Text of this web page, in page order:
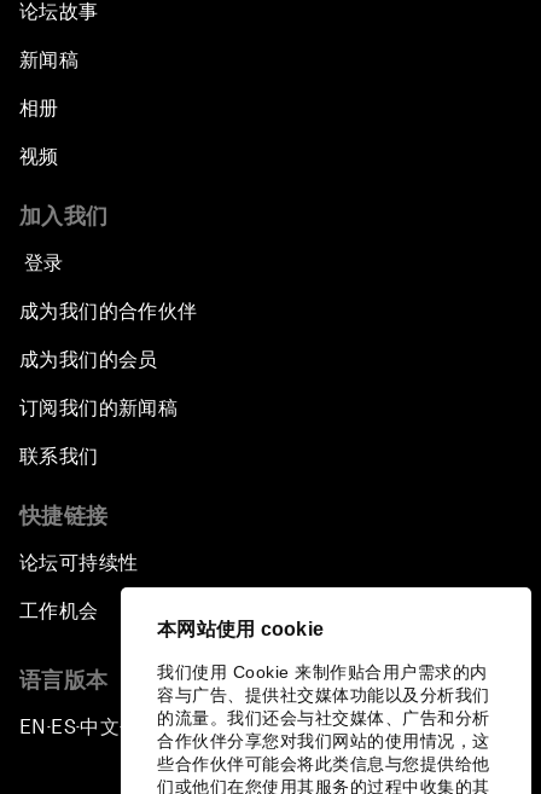
本网站使用 cookie
我们使用 Cookie 来制作贴合用户需求的内
容与广告、提供社交媒体功能以及分析我们
的流量。我们还会与社交媒体、广告和分析
合作伙伴分享您对我们网站的使用情况，这
些合作伙伴可能会将此类信息与您提供给他
们或他们在您使用其服务的过程中收集的其
论坛故事
新闻稿
相册
视频
加入我们
登录
成为我们的合作伙伴
成为我们的会员
订阅我们的新闻稿
联系我们
快捷链接
论坛可持续性
工作机会
语言版本
EN ▪ES▪中文▪ 日本語